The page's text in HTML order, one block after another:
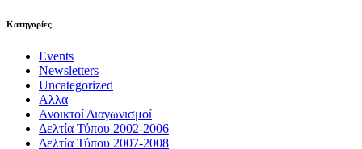
Kατηγορίες
Events
Newsletters
Uncategorized
Αλλα
Ανοικτοί Διαγωνισμoί
Δελτία Τύπου 2002-2006
Δελτία Τύπου 2007-2008